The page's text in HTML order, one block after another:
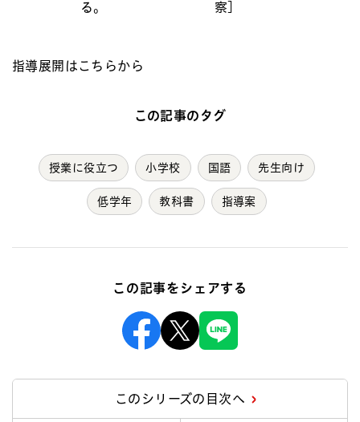
る。 察]
指導展開はこちらから
この記事のタグ
授業に役立つ 小学校 国語 先生向け
低学年 教科書 指導案
この記事をシェアする
このシリーズの目次へ